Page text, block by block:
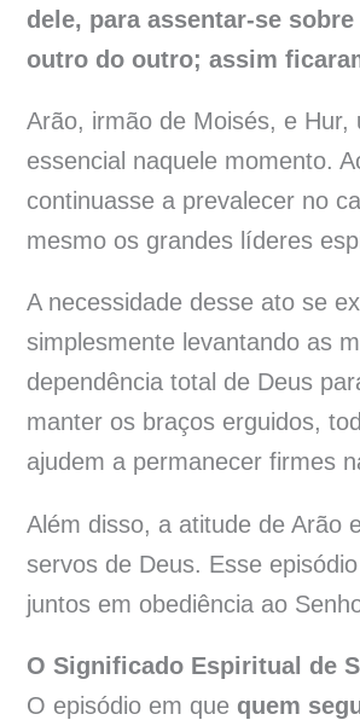
dele, para assentar-se
outro do outro; assim
Arão, irmão de Moisés, e
essencial naquele momento.
continuasse a prevalecer no
mesmo os grandes líderes
A necessidade desse ato se
simplesmente levantando as
dependência total de Deus
manter os braços erguidos,
ajudem a permanecer firmes
Além disso, a atitude de Arão
servos de Deus. Esse
juntos em obediência ao
O Significado Espiritual de
O episódio em que quem